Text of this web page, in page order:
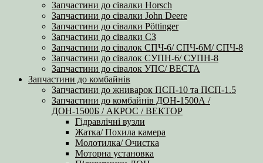
Запчастини до сівалки Horsch
Запчастини до сівалки John Deere
Запчастини до сівалки Pöttinger
Запчастини до сівалки СЗ
Запчастини до сівалок СПЧ-6/ СПЧ-6М/ СПЧ-8
Запчастини до сівалок СУПН-6/ СУПН-8
Запчастини до сівалок УПС/ ВЕСТА
Запчастини до комбайнів
Запчастини до жниварок ПСП-10 та ПСП-1.5
Запчастини до комбайнів ДОН-1500А /
ДОН-1500Б / АКРОС / ВЕКТОР
Гідравлічні вузли
Жатка/ Похила камера
Молотилка/ Очистка
Моторна установка